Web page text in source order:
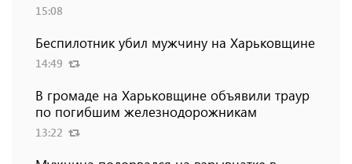
15:08
Беспилотник убил мужчину на Харьковщине
14:49
В громаде на Харьковщине объявили траур
по погибшим железнодорожникам
13:22